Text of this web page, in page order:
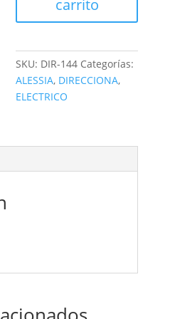
carrito
SKU: DIR-144 Categorías:
ALESSIA, DIRECCIONA,
ELECTRICO